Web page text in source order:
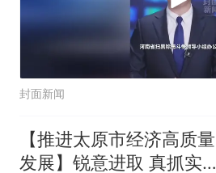
封面新闻
【推进太原市经济高质量
发展】锐意进取 真抓实干